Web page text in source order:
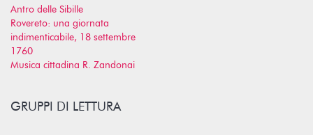
Antro delle Sibille
Rovereto: una giornata
indimenticabile, 18 settembre
1760
Musica cittadina R. Zandonai
GRUPPI DI LETTURA